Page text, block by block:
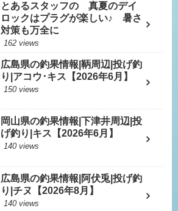
とあるスタッフの 真夏のデイ
ロックはプラグが楽しい♪ 暑さ
対策も万全に
162 views
広島県の釣果情報|鞆周辺|投げ釣
り|アコウ･キス【2026年6月】
150 views
岡山県の釣果情報|下津井周辺|投
げ釣り|キス【2026年6月】
140 views
広島県の釣果情報|阿伏兎|投げ釣
り|チヌ【2026年8月】
140 views